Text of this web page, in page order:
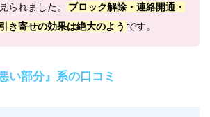
られました。
ブロック解除・連絡開通・
き寄せの効果は絶大のよう です。
い部分』系の口コミ